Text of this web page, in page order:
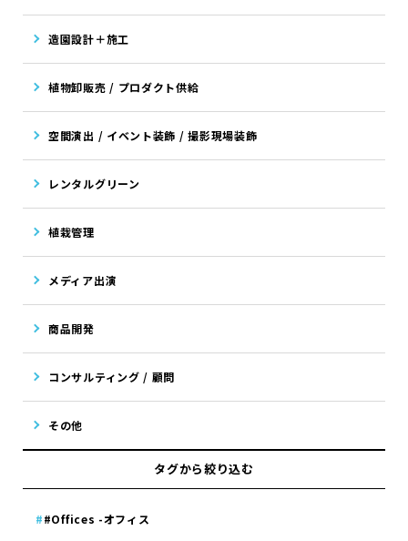
造園設計＋施工
植物卸販売 / プロダクト供給
空間演出 / イベント装飾 / 撮影現場装飾
レンタルグリーン
植栽管理
メディア出演
商品開発
コンサルティング / 顧問
その他
タグから絞り込む
#Offices -オフィス